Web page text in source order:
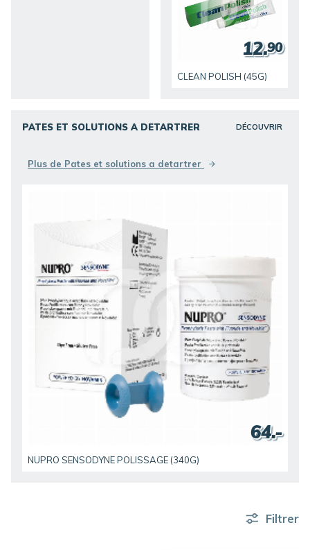
CLEAN POLISH (45G)
12.90
PATES ET SOLUTIONS A DETARTRER DÉCOUVRIR
Plus de Pates et solutions a detartrer
NUPRO SENSODYNE POLISSAGE (340G)
64.-
Filtrer